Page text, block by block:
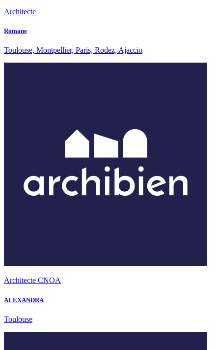
Architecte
Romane
Toulouse, Montpellier, Paris, Rodez, Ajaccio
Architecte CNOA
ALEXANDRA
Toulouse